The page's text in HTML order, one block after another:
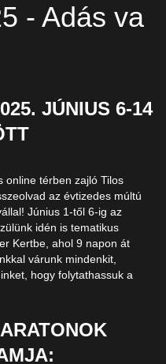
- Adás va
JÚNIUS 6-14
online térben zajló Tilos
az évtizedes múltú
Június 1-től 6-ig az
idén is tematikus
Kertbe, ahol 9 napon át
várunk mindenkit,
hogy folytathassuk a